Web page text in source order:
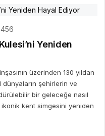
456
Yeniden
üzerinden 130 yıldan
şehirlerin ve
bir geleceğe nasıl
kent simgesini yeniden